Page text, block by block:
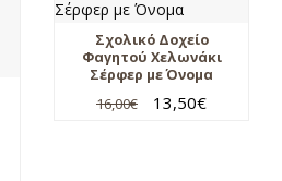
Σχολικό Δοχείο
Φαγητού Χελωνάκι
Σέρφερ με Όνομα
16,00€ 13,50€